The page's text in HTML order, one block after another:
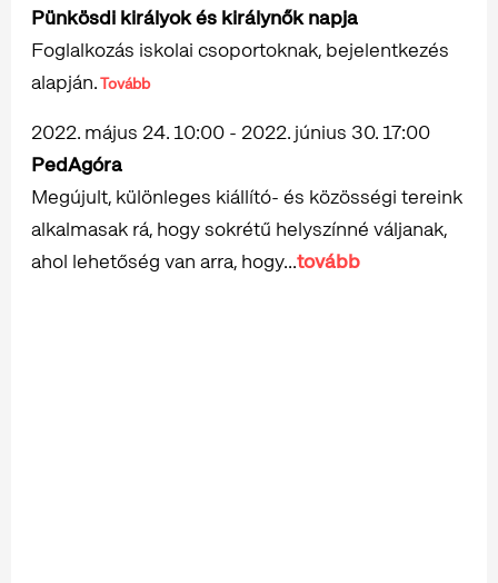
Pünkösdi királyok és királynők napja
Foglalkozás iskolai csoportoknak, bejelentkezés
alapján.Tovább
2022. május 24. 10:00 - 2022. június 30. 17:00
PedAgóra
Megújult, különleges kiállító- és közösségi tereink
alkalmasak rá, hogy sokrétű helyszínné váljanak,
ahol lehetőség van arra, hogy...tovább